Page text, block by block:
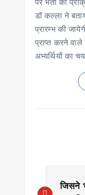
पर भर्ती की
डॉ कल्ला ने
प्रारम्भ की
प्राप्त करने वाले
अभ्यर्थियों का
जिसने